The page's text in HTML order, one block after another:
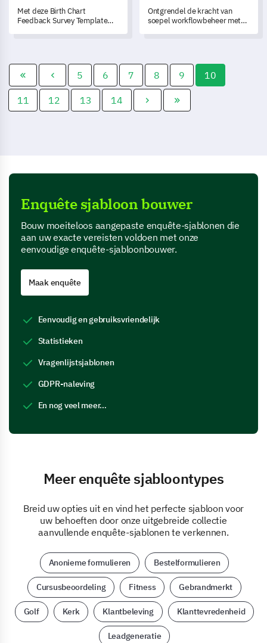
Met deze Birth Chart
Feedback Survey Template
geboortehoroscoopanalyse.
Ontgrendel de kracht van
soepel workflowbeheer met
5 6 7 8 9 10
11 12 13 14
Enquête sjabloon bouwer
Bouw moeiteloos aangepaste enquête-sjablonen die
aan uw exacte vereisten voldoen met onze
eenvoudige enquête-sjabloonbouwer.
Maak enquête
Eenvoudig en gebruiksvriendelijk
Statistieken
Vragenlijstsjablonen
GDPR-naleving
En nog veel meer…
Meer enquête sjabloontypes
Breid uw opties uit en vind het perfecte sjabloon voor
uw behoeften door onze uitgebreide collectie
aanvullende enquête-sjablonen te verkennen.
Anonieme formulieren Bestelformulieren
Cursusbeoordeling Fitness Gebrandmerkt
Golf Kerk Klantbeleving Klanttevredenheid
Leadgeneratie